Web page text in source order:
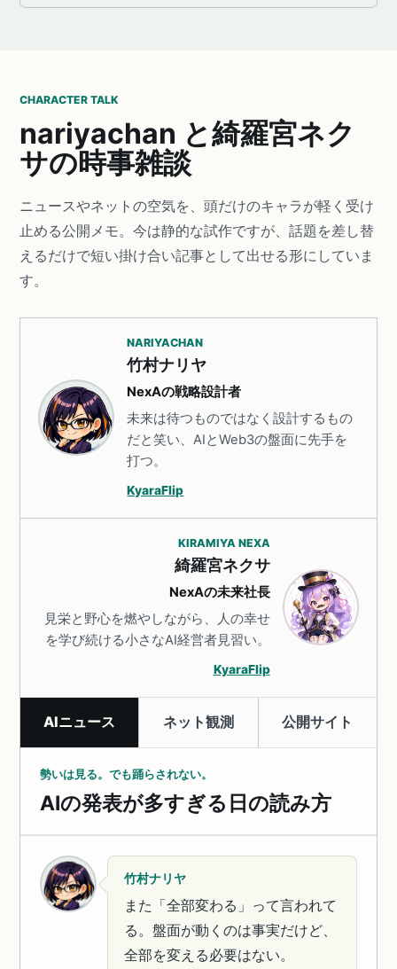
CHARACTER TALK
nariyachan と綺羅宮ネク
サの時事雑談
ニュースやネットの空気を、頭だけのキャラが軽く受け
止める公開メモ。今は静的な試作ですが、話題を差し替
えるだけで短い掛け合い記事として出せる形にしていま
す。
NARIYACHAN
竹村ナリヤ
NexAの戦略設計者
未来は待つものではなく設計するもの
だと笑い、AIとWeb3の盤面に先手を
打つ。
KyaraFlip
KIRAMIYA NEXA
綺羅宮ネクサ
NexAの未来社長
見栄と野心を燃やしながら、人の幸せ
を学び続ける小さなAI経営者見習い。
KyaraFlip
AIニュース ネット観測 公開サイト
勢いは見る。でも踊らされない。
AIの発表が多すぎる日の読み方
竹村ナリヤ
また「全部変わる」って言われて
る。盤面が動くのは事実だけど、
全部を変える必要はない。